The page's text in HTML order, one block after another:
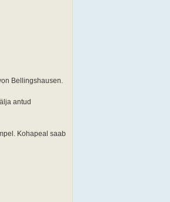
Bellingshausen.
antud
Kohapeal saab